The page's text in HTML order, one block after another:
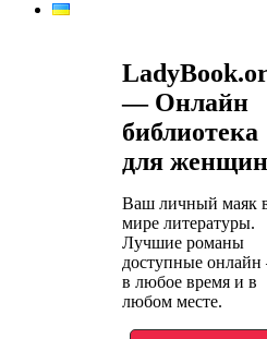
— Онлайн
библиотека
для женщин
Ваш личный маяк
мире литературы.
Лучшие романы
доступные
в любое время и в
любом месте.